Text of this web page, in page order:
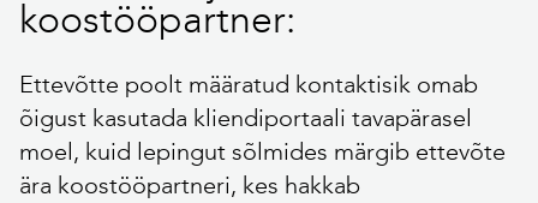
koostööpartner:
Ettevõtte poolt määratud kontaktisik omab
õigust kasutada kliendiportaali tavapärasel
moel, kuid lepingut sõlmides märgib ettevõte
ära koostööpartneri, kes hakkab